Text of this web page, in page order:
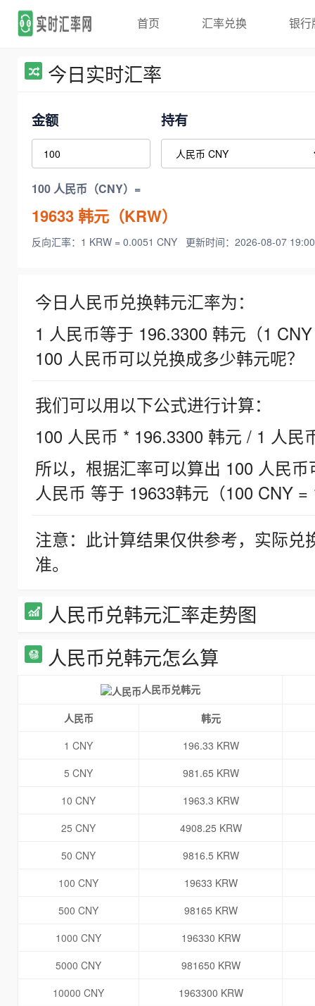
首页 汇率兑换 银行
今日实时汇率
金额 持有
100 人民币（CNY）=
19633韩元（KRW）
反向汇率：1 KRW = 0.0051 CNY 更新时间：2026-08-07
今日人民币兑换韩元汇率为：
1 人民币等于 196.3300 韩元（1
100 人民币可以兑换成多少韩元呢？
我们可以用以下公式进行计算：
100 人民币 * 196.3300 韩元 / 1 人民
所以，根据汇率可以算出 100 人民
人民币 等于 19633韩元（100 CNY =
注意：此计算结果仅供参考，实际
准。
人民币兑韩元汇率走势图
人民币兑韩元怎么算
人民币兑韩元
人民币
韩元
1 CNY
196.33 KRW
5 CNY
981.65 KRW
10 CNY
1963.3 KRW
25 CNY
4908.25 KRW
50 CNY
9816.5 KRW
100 CNY
19633 KRW
500 CNY
98165 KRW
1000 CNY
196330 KRW
5000 CNY
981650 KRW
10000 CNY
1963300 KRW